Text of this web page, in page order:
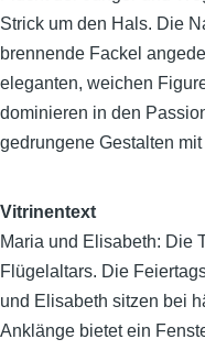
Strick um den Hals. Die
brennende Fackel
eleganten, weichen
dominieren in den
gedrungene Gestalten
Vitrinentext
Maria und Elisabeth: Die
Flügelaltars. Die
und Elisabeth sitzen bei
Anklänge bietet ein